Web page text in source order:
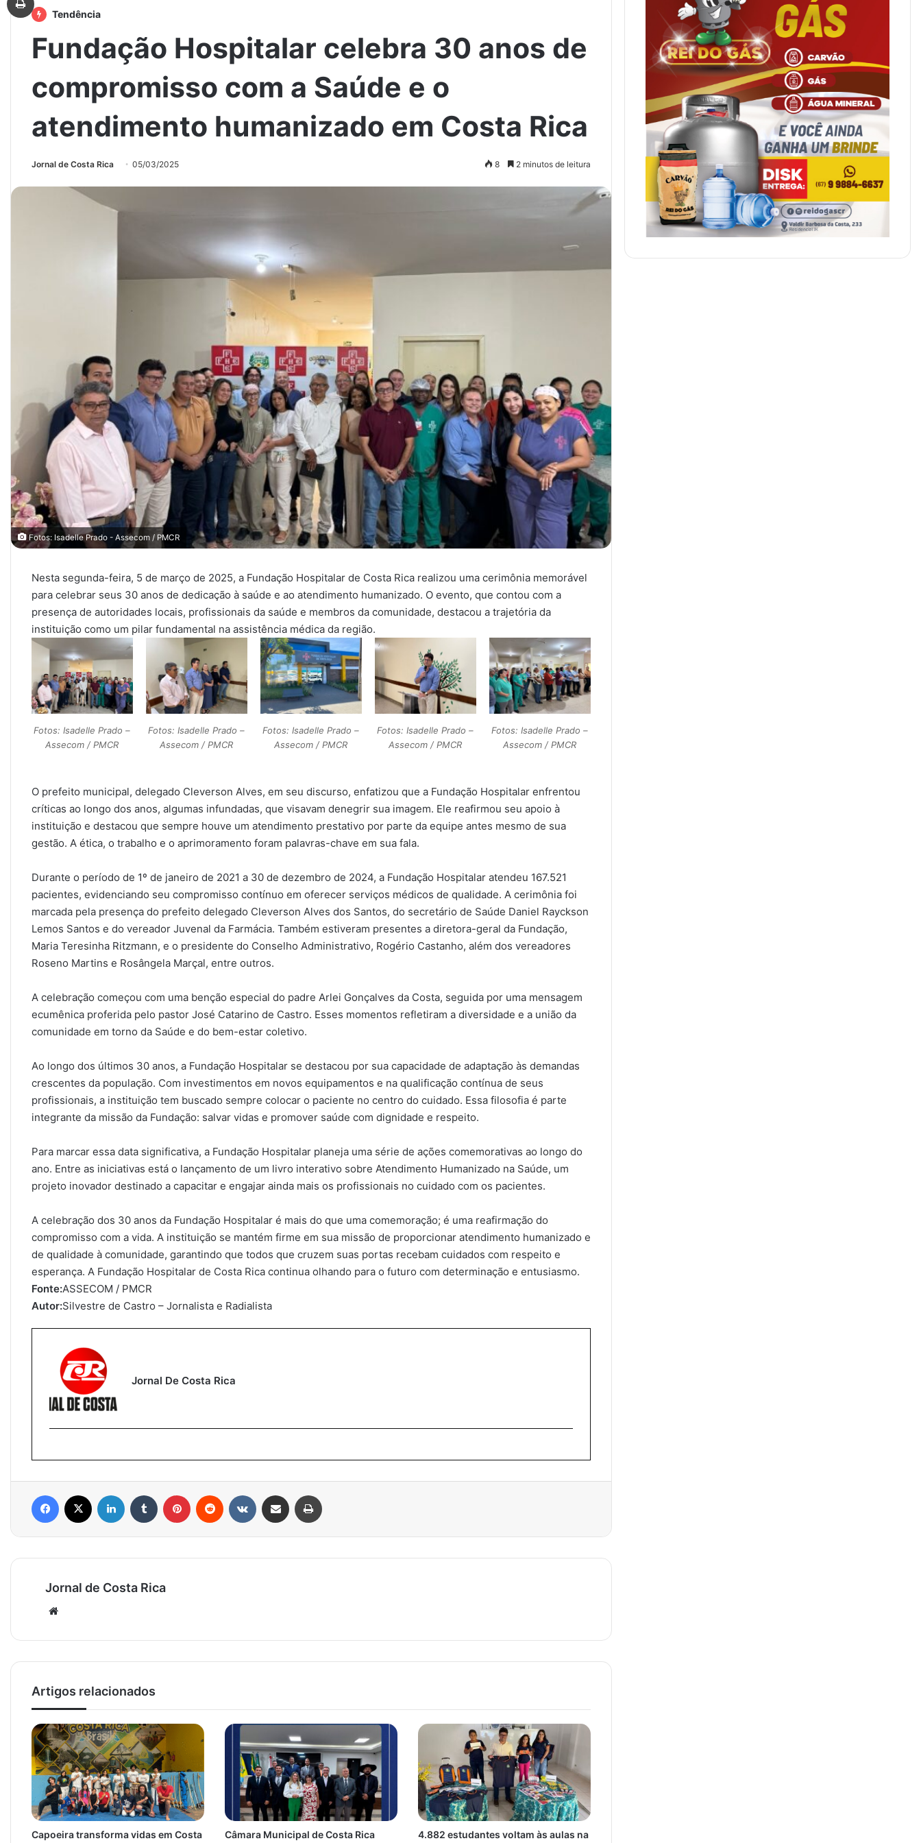
Tendência
Fundação Hospitalar celebra 30 anos de
compromisso com a Saúde e o
atendimento humanizado em Costa Rica
Jornal de Costa Rica 05/03/2025 8 2 minutos de leitura
Fotos: Isadelle Prado - Assecom / PMCR
Nesta segunda-feira, 5 de março de 2025, a Fundação Hospitalar de Costa Rica realizou uma cerimônia memorável
para celebrar seus 30 anos de dedicação à saúde e ao atendimento humanizado. O evento, que contou com a
presença de autoridades locais, profissionais da saúde e membros da comunidade, destacou a trajetória da
instituição como um pilar fundamental na assistência médica da região.
Fotos: Isadelle Prado –
Assecom / PMCR
Fotos: Isadelle Prado –
Assecom / PMCR
Fotos: Isadelle Prado –
Assecom / PMCR
Fotos: Isadelle Prado –
Assecom / PMCR
Fotos: Isadelle Prado –
Assecom / PMCR
O prefeito municipal, delegado Cleverson Alves, em seu discurso, enfatizou que a Fundação Hospitalar enfrentou
críticas ao longo dos anos, algumas infundadas, que visavam denegrir sua imagem. Ele reafirmou seu apoio à
instituição e destacou que sempre houve um atendimento prestativo por parte da equipe antes mesmo de sua
gestão. A ética, o trabalho e o aprimoramento foram palavras-chave em sua fala.
Durante o período de 1º de janeiro de 2021 a 30 de dezembro de 2024, a Fundação Hospitalar atendeu 167.521
pacientes, evidenciando seu compromisso contínuo em oferecer serviços médicos de qualidade. A cerimônia foi
marcada pela presença do prefeito delegado Cleverson Alves dos Santos, do secretário de Saúde Daniel Rayckson
Lemos Santos e do vereador Juvenal da Farmácia. Também estiveram presentes a diretora-geral da Fundação,
Maria Teresinha Ritzmann, e o presidente do Conselho Administrativo, Rogério Castanho, além dos vereadores
Roseno Martins e Rosângela Marçal, entre outros.
A celebração começou com uma benção especial do padre Arlei Gonçalves da Costa, seguida por uma mensagem
ecumênica proferida pelo pastor José Catarino de Castro. Esses momentos refletiram a diversidade e a união da
comunidade em torno da Saúde e do bem-estar coletivo.
Ao longo dos últimos 30 anos, a Fundação Hospitalar se destacou por sua capacidade de adaptação às demandas
crescentes da população. Com investimentos em novos equipamentos e na qualificação contínua de seus
profissionais, a instituição tem buscado sempre colocar o paciente no centro do cuidado. Essa filosofia é parte
integrante da missão da Fundação: salvar vidas e promover saúde com dignidade e respeito.
Para marcar essa data significativa, a Fundação Hospitalar planeja uma série de ações comemorativas ao longo do
ano. Entre as iniciativas está o lançamento de um livro interativo sobre Atendimento Humanizado na Saúde, um
projeto inovador destinado a capacitar e engajar ainda mais os profissionais no cuidado com os pacientes.
A celebração dos 30 anos da Fundação Hospitalar é mais do que uma comemoração; é uma reafirmação do
compromisso com a vida. A instituição se mantém firme em sua missão de proporcionar atendimento humanizado e
de qualidade à comunidade, garantindo que todos que cruzem suas portas recebam cuidados com respeito e
esperança. A Fundação Hospitalar de Costa Rica continua olhando para o futuro com determinação e entusiasmo.
Fonte:ASSECOM / PMCR
Autor:Silvestre de Castro – Jornalista e Radialista
Jornal De Costa Rica
Facebook Linkedin Tumblr Pinterest Reddit Compartilhar via e-mail
Jornal de Costa Rica
Artigos relacionados
Capoeira transforma vidas em Costa
Câmara Municipal de Costa Rica
4.882 estudantes voltam às aulas na